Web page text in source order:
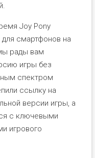
Joy Pony
для смартфонов на
рады вам
игры без
спектром
ссылку на
версии игры, а
с ключевыми
игрового